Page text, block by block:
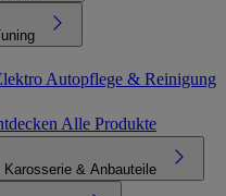
Autopflege & Reinigung
Alle Produkte
Karosserie & Anbauteile